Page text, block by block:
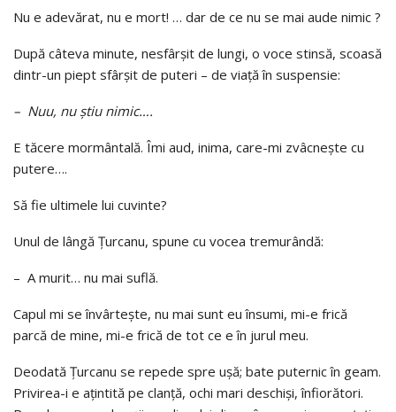
Nu e adevărat, nu e mort! … dar de ce nu se mai aude nimic ?
După câteva minute, nesfârşit de lungi, o voce stin­să, scoasă
dintr-un piept sfârşit de puteri – de viaţă în suspensie:
– Nuu, nu ştiu nimic….
E tăcere mormântală. Îmi aud, inima, care-mi zvâcneşte cu
putere….
Să fie ultimele lui cuvinte?
Unul de lângă Ţurcanu, spune cu vocea tremurândă:
– A murit… nu mai suflă.
Capul mi se învârteşte, nu mai sunt eu însumi, mi-e frică
parcă de mine, mi-e frică de tot ce e în jurul meu.
Deodată Ţurcanu se repede spre uşă; bate puternic în geam.
Privirea-i e aţintită pe clanţă, ochi mari deschi­şi, înfiorători.